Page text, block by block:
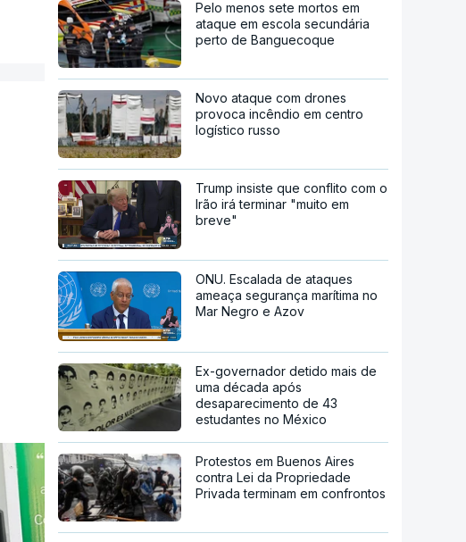
Pelo menos sete mortos em
ataque em escola secundária
perto de Banguecoque
Novo ataque com drones
provoca incêndio em centro
logístico russo
Trump insiste que conflito com o
Irão irá terminar "muito em
breve"
ONU. Escalada de ataques
ameaça segurança marítima no
Mar Negro e Azov
Ex-governador detido mais de
uma década após
desaparecimento de 43
estudantes no México
Protestos em Buenos Aires
contra Lei da Propriedade
Privada terminam em confrontos